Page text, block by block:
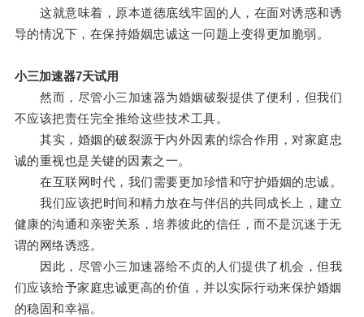
这就意味着，原本道德底线牢固的人，在面对诱惑和诱
导的情况下，在保持婚姻忠诚这一问题上变得更加脆弱。
小三加速器7天试用
然而，尽管小三加速器为婚姻破裂提供了便利，但我们
不应该把责任完全推给这些技术工具。
其实，婚姻的破裂源于内外因素的综合作用，对家庭忠
诚的重视也是关键的因素之一。
在互联网时代，我们需要更加珍惜和守护婚姻的忠诚。
我们应该把时间和精力放在与伴侣的共同成长上，建立
健康的沟通和亲密关系，培养彼此的信任，而不是沉迷于无
谓的网络诱惑。
因此，尽管小三加速器给不贞的人们提供了机会，但我
们应该给予家庭忠诚更高的价值，并以实际行动来保护婚姻
的稳固和幸福。